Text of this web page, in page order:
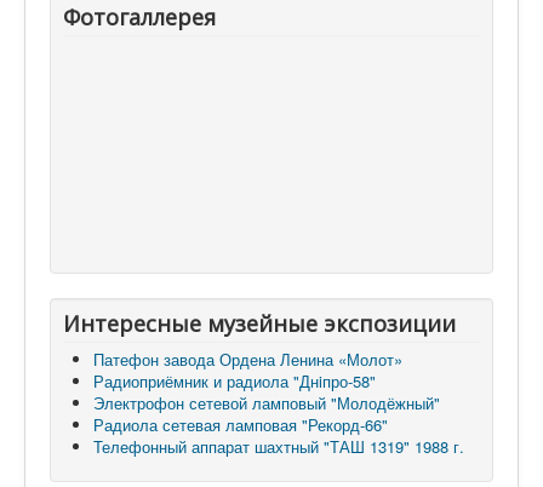
Фотогаллерея
Интересные музейные экспозиции
Патефон завода Ордена Ленина «Молот»
Радиоприёмник и радиола "Днiпро-58"
Электрофон сетевой ламповый "Молодёжный"
Радиола сетевая ламповая "Рекорд-66"
Телефонный аппарат шахтный "ТАШ 1319" 1988 г.